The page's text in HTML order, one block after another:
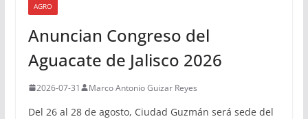
AGRO
Anuncian Congreso del
Aguacate de Jalisco 2026
2026-07-31 Marco Antonio Guizar Reyes
Del 26 al 28 de agosto, Ciudad Guzmán será sede del